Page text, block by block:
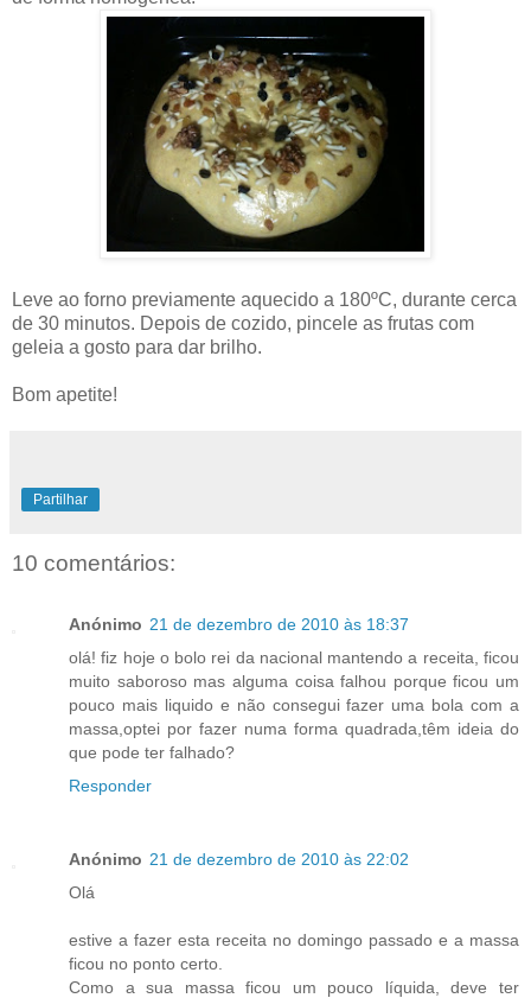
Leve ao forno previamente aquecido a 180ºC, durante cerca
de 30 minutos. Depois de cozido, pincele as frutas com
geleia a gosto para dar brilho.
Bom apetite!
Partilhar
10 comentários:
Anónimo 21 de dezembro de 2010 às 18:37
olá! fiz hoje o bolo rei da nacional mantendo a receita, ficou
muito saboroso mas alguma coisa falhou porque ficou um
pouco mais liquido e não consegui fazer uma bola com a
massa,optei por fazer numa forma quadrada,têm ideia do
que pode ter falhado?
Responder
Anónimo 21 de dezembro de 2010 às 22:02
Olá
estive a fazer esta receita no domingo passado e a massa
ficou no ponto certo.
Como a sua massa ficou um pouco líquida, deve ter